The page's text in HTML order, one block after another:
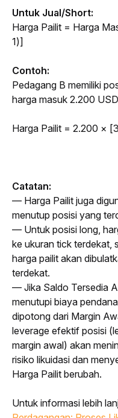
Untuk Jual/Short:
Harga Pailit = Harga
1)]
Contoh:
Pedagang B memiliki
harga masuk 2.200
Harga Pailit = 2.200 ×
Catatan:
— Harga Pailit juga
menutup posisi yang
— Untuk posisi long,
ke ukuran tick terdekat,
harga pailit akan
terdekat.
— Jika Saldo Tersedia
menutupi biaya
dipotong dari Margin
leverage efektif posisi
margin awal) akan
risiko likuidasi dan
Harga Pailit berubah.
Untuk informasi lebih